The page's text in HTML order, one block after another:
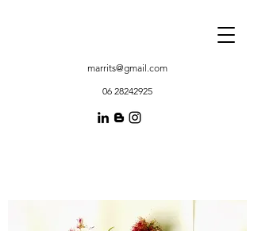
marrits@gmail.com
06 28242925